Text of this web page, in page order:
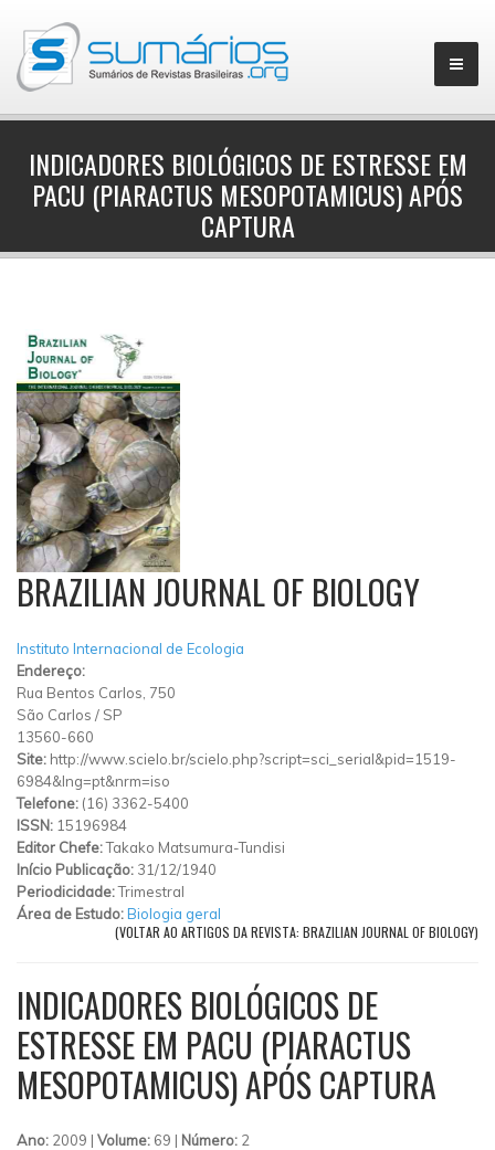
▼
INDICADORES BIOLÓGICOS DE ESTRESSE EM
PACU (PIARACTUS MESOPOTAMICUS) APÓS
CAPTURA
BRAZILIAN JOURNAL OF BIOLOGY
Instituto Internacional de Ecologia
Endereço:
Rua Bentos Carlos, 750
São Carlos / SP
13560-660
Site: http://www.scielo.br/scielo.php?script=sci_serial&pid=1519-
6984&lng=pt&nrm=iso
Telefone: (16) 3362-5400
ISSN: 15196984
Editor Chefe:Takako Matsumura-Tundisi
Início Publicação: 31/12/1940
Periodicidade:Trimestral
Área de Estudo:Biologia geral
(VOLTAR AO ARTIGOS DA REVISTA: BRAZILIAN JOURNAL OF BIOLOGY)
INDICADORES BIOLÓGICOS DE
ESTRESSE EM PACU (PIARACTUS
MESOPOTAMICUS) APÓS CAPTURA
Ano: 2009 | Volume: 69 | Número: 2